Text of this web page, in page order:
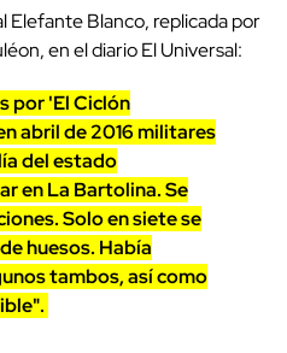
Blanco, replicada por
en el diario El Universal:
por 'El Ciclón
abril de 2016 militares
del estado
en La Bartolina. Se
Solo en siete se
huesos. Había
tambos, así como